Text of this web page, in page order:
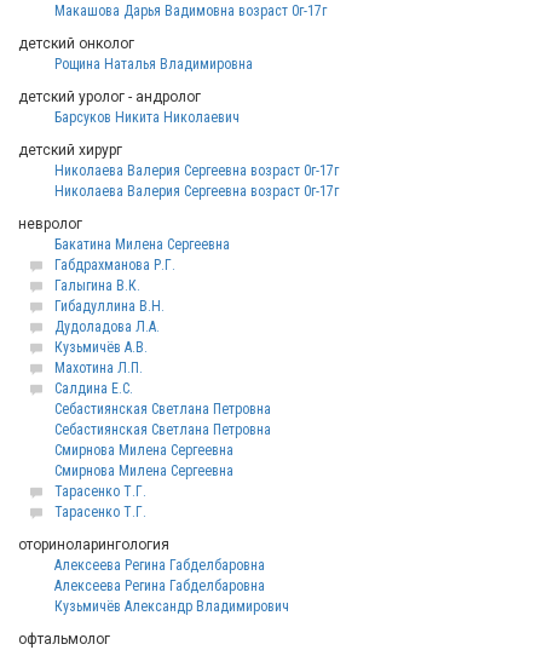
Макашова Дарья Вадимовна возраст 0г-17г
детский онколог
Рощина Наталья Владимировна
детский уролог - андролог
Барсуков Никита Николаевич
детский хирург
Николаева Валерия Сергеевна возраст 0г-17г
Николаева Валерия Сергеевна возраст 0г-17г
невролог
Бакатина Милена Сергеевна
Габдрахманова Р.Г.
Галыгина В.К.
Гибадуллина В.Н.
Дудоладова Л.А.
Кузьмичёв А.В.
Махотина Л.П.
Салдина Е.С.
Себастиянская Светлана Петровна
Себастиянская Светлана Петровна
Смирнова Милена Сергеевна
Смирнова Милена Сергеевна
Тарасенко Т.Г.
Тарасенко Т.Г.
оториноларингология
Алексеева Регина Габделбаровна
Алексеева Регина Габделбаровна
Кузьмичёв Александр Владимирович
офтальмолог